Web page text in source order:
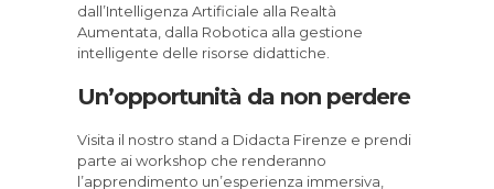
dall’Intelligenza Artificiale alla Realtà
Aumentata, dalla Robotica alla gestione
intelligente delle risorse didattiche.
Un’opportunità da non perdere
Visita il nostro stand a Didacta Firenze e prendi
parte ai workshop che renderanno
l’apprendimento un’esperienza immersiva,